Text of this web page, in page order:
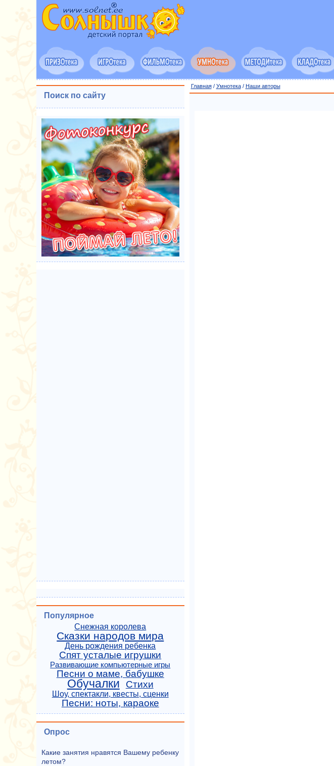
Главная/ Умнотека/ Наши авторы
Поиск по сайту
Популярное
Снежная королева
Сказки народов мира
День рождения ребенка
Спят усталые игрушки
Развивающие компьютерные игры
Песни о маме, бабушке
Обучалки Стихи
Шоу, спектакли, квесты, сценки
Песни: ноты, караоке
Опрос
Какие занятия нравятся Вашему ребенку
летом?